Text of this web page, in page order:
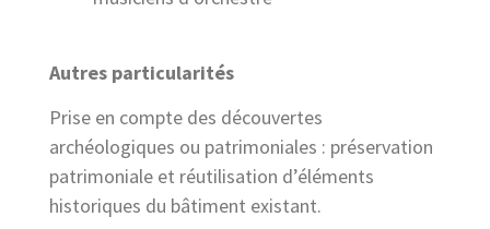
Autres particularités
Prise en compte des découvertes
archéologiques ou patrimoniales : préservation
patrimoniale et réutilisation d’éléments
historiques du bâtiment existant.